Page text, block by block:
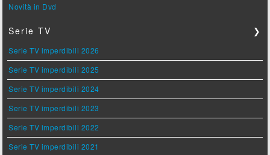
Novità in Dvd
Serie TV ❯
Serie TV imperdibili 2026
Serie TV imperdibili 2025
Serie TV imperdibili 2024
Serie TV imperdibili 2023
Serie TV imperdibili 2022
Serie TV imperdibili 2021